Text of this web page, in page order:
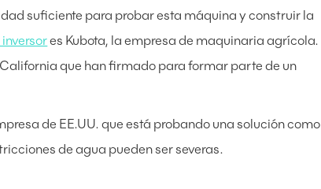
suficiente para probar esta máquina y construir la
es Kubota, la empresa de maquinaria agrícola.
que han firmado para formar parte de un
de EE.UU. que está probando una solución como
de agua pueden ser severas.